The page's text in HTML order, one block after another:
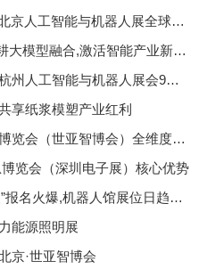
京聚全球智，AI创未来2027北京人工智能与机器人展全球启动
2026杭州AI+机器人大会|深耕大模型融合,激活智能产业新动能
赋能长三角智造升级！2026杭州人工智能与机器人展会9月启幕
享纸浆模塑产业红利
2027亚洲国际人工智能产业博览会（世亚智博会）全维度介绍
览会（深圳电子展）核心优势
高交会“人工智能与机器人展”报名火爆,机器人馆展位日趋稀缺
能源照明展
京·世亚智博会